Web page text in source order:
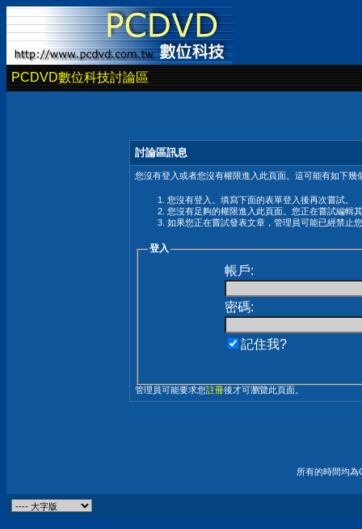
PCDVD數位科技討論區
討論區訊息
您沒有登入或者您沒有權限進入此頁面。這可能有如下幾
您沒有登入。填寫下面的表單登入後再次嘗試。
您沒有足夠的權限進入此頁面。您正在嘗試編輯
如果您正在嘗試發表文章，管理員可能已經禁止
登入
帳戶:
密碼:
記住我?
管理員可能要求您註冊後才可瀏覽此頁面。
所有的時間均為